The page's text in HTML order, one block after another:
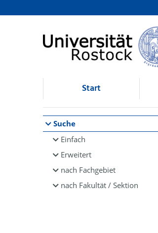
Browsen
direkt zum Inhalt
Start
Suche
Einfach
Erweitert
nach Fachgebiet
nach Fakultät / Sektion